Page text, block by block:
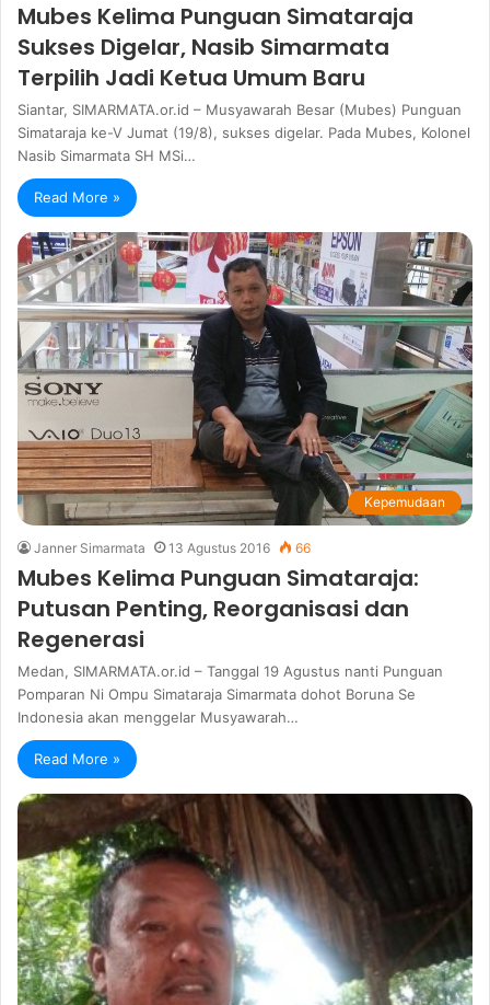
Mubes Kelima Punguan Simataraja
Sukses Digelar, Nasib Simarmata
Terpilih Jadi Ketua Umum Baru
Siantar, SIMARMATA.or.id – Musyawarah Besar (Mubes) Punguan
Simataraja ke-V Jumat (19/8), sukses digelar. Pada Mubes, Kolonel
Nasib Simarmata SH MSi…
Read More »
Kepemudaan
Janner Simarmata 13 Agustus 2016 66
Mubes Kelima Punguan Simataraja:
Putusan Penting, Reorganisasi dan
Regenerasi
Medan, SIMARMATA.or.id – Tanggal 19 Agustus nanti Punguan
Pomparan Ni Ompu Simataraja Simarmata dohot Boruna Se
Indonesia akan menggelar Musyawarah…
Read More »